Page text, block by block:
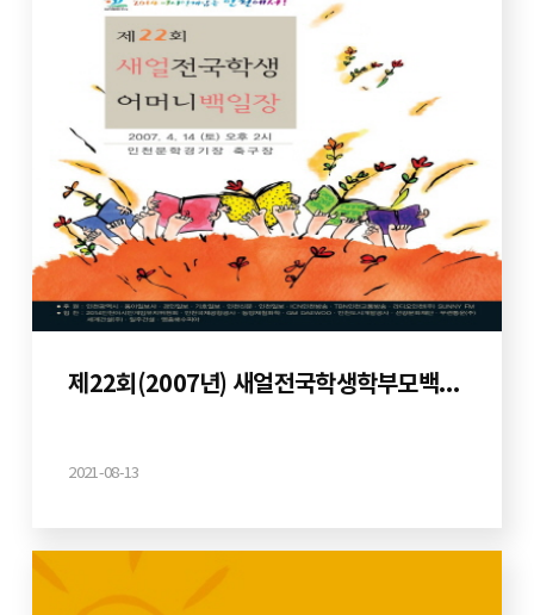
제22회(2007년) 새얼전국학생학부모백일장
2021-08-13